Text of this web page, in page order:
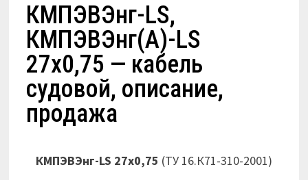
КМПЭВЭнг-LS,
КМПЭВЭнг(А)-LS
27х0,75 — кабель
судовой, описание,
продажа
КМПЭВЭнг-LS 27х0,75 (ТУ 16.К71-310-2001)